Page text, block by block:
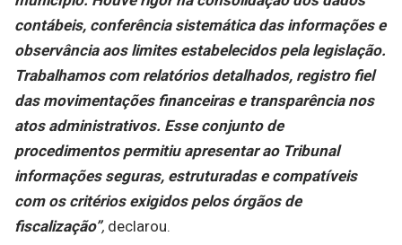
contábeis, conferência sistemática das informações e
observância aos limites estabelecidos pela legislação.
Trabalhamos com relatórios detalhados, registro fiel
das movimentações financeiras e transparência nos
atos administrativos. Esse conjunto de
procedimentos permitiu apresentar ao Tribunal
informações seguras, estruturadas e compatíveis
com os critérios exigidos pelos órgãos de
fiscalização”, declarou.